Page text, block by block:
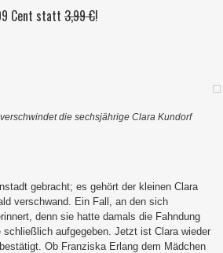
Cent statt 3,99 €!
die sechsjährige Clara Kundorf
gebracht; es gehört der kleinen Clara
verschwand. Ein Fall, an den sich
denn sie hatte damals die Fahndung
aufgegeben. Jetzt ist Clara wieder
Ob Franziska Erlang dem Mädchen